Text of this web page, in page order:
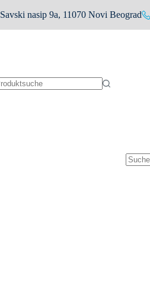
Savski nasip 9a, 11070 Novi Beograd